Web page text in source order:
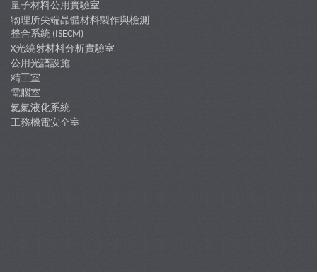
量子材料公用實驗室
物理所尖端晶體材料製作與檢測
整合系統 (ISECM)
X光繞射材料分析實驗室
公用光譜設施
精工室
電腦室
氦氣液化系統
工務機電安全室